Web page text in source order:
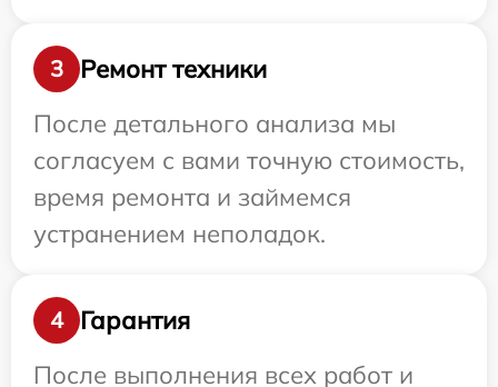
3
Ремонт техники
После детального анализа мы
согласуем с вами точную стоимость,
время ремонта и займемся
устранением неполадок.
4
Гарантия
После выполнения всех работ и